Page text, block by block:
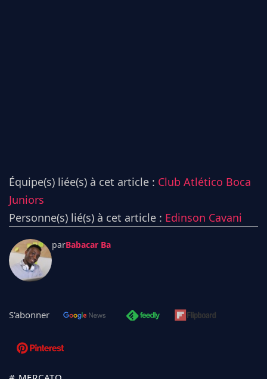
Équipe(s) liée(s) à cet article : Club Atlético Boca
Juniors
Personne(s) lié(s) à cet article : Edinson Cavani
parBabacar Ba
S'abonner